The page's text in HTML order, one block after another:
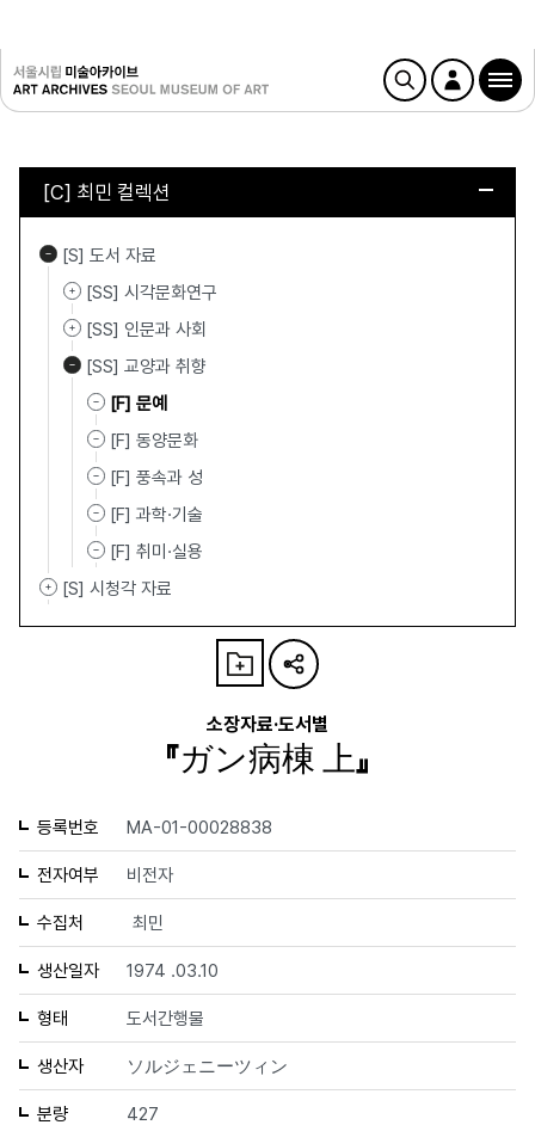
[C] 최민 컬렉션
[S] 도서 자료
[SS] 시각문화연구
[SS] 인문과 사회
[SS] 교양과 취향
[F] 문예
[F] 동양문화
[F] 풍속과 성
[F] 과학·기술
[F] 취미·실용
[S] 시청각 자료
소장자료·도서별
『ガン病棟 上』
등록번호 MA-01-00028838
전자여부 비전자
수집처 최민
생산일자 1974 .03.10
형태 도서간행물
생산자 ソルジェニーツィン
분량 427